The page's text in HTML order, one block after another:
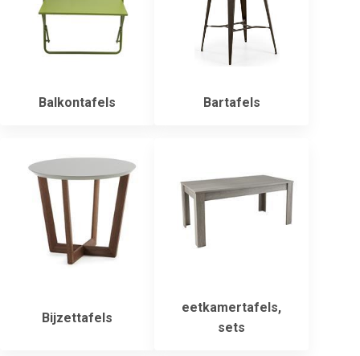
Balkontafels Bartafels
Bijzettafels
eetkamertafels,
sets